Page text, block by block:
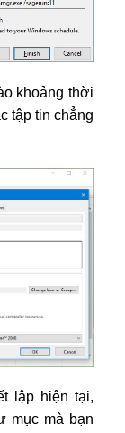
khoảng thời
tập tin chẳng
lập hiện tại,
mục mà bạn